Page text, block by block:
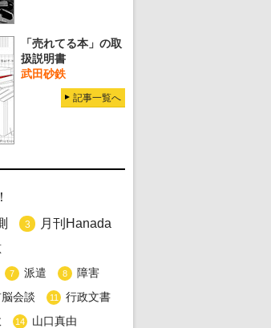
「売れてる本」の取
扱説明書
武田砂鉄
記事一覧へ
3 月刊Hanada
7 派遣 8 障害
会談 11 行政文書
14 山口真由